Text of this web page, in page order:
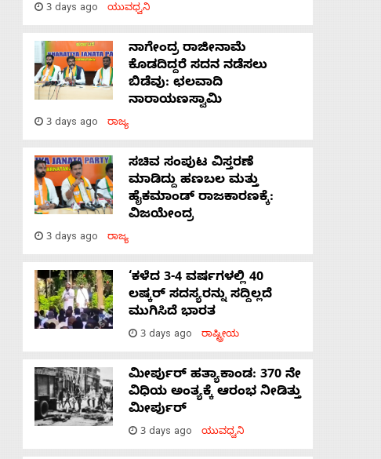
3 days ago ಯುವಧ್ವನಿ
ನಾಗೇಂದ್ರ ರಾಜೀನಾಮೆ
ಕೊಡದಿದ್ದರೆ ಸದನ ನಡೆಸಲು
ಬಿಡೆವು: ಛಲವಾದಿ
ನಾರಾಯಣಸ್ವಾಮಿ
3 days ago ರಾಜ್ಯ
ಸಚಿವ ಸಂಪುಟ ವಿಸ್ತರಣೆ
ಮಾಡಿದ್ದು ಹಣಬಲ ಮತ್ತು
ಹೈಕಮಾಂಡ್ ರಾಜಕಾರಣಕ್ಕೆ:
ವಿಜಯೇಂದ್ರ
3 days ago ರಾಜ್ಯ
‘ಕಳೆದ 3-4 ವರ್ಷಗಳಲ್ಲಿ 40
ಲಷ್ಕರ್ ಸದಸ್ಯರನ್ನು ಸದ್ದಿಲ್ಲದೆ
ಮುಗಿಸಿದೆ ಭಾರತ
3 days ago ರಾಷ್ಟ್ರೀಯ
ಮೀರ್ಪುರ್ ಹತ್ಯಾಕಾಂಡ: 370 ನೇ
ವಿಧಿಯ ಅಂತ್ಯಕ್ಕೆ ಆರಂಭ ನೀಡಿತ್ತು
ಮೀರ್ಪುರ್
3 days ago ಯುವಧ್ವನಿ